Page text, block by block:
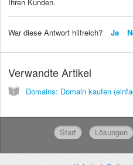
War diese Antwort hilfreich? Ja
Verwandte Artikel
Domains: Domain kaufen
Start Lösungen